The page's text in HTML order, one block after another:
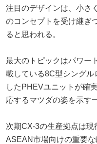
注目のデザインは、小さ
のコンセプトを受け継ぎ
ると思われる。
最大のトピックはパワー
載している8C型シングル
したPHEVユニットが確
応するマツダの姿を示す
次期CX-3の生産拠点は
ASEAN市場向けの重要